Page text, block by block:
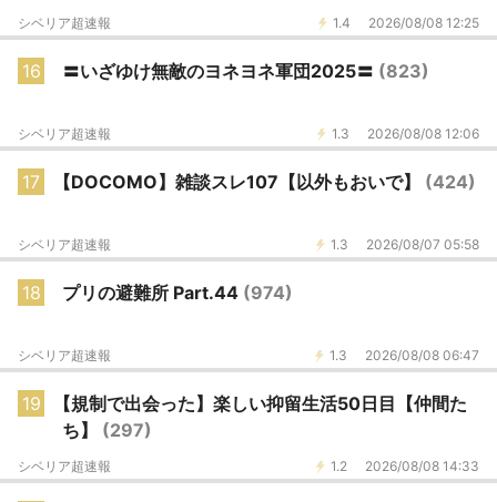
1.4 2026/08/08 12:25
シベリア超速報
16 〓いざゆけ無敵のヨネヨネ軍団2025〓 (823)
1.3 2026/08/08 12:06
シベリア超速報
17 【DOCOMO】雑談スレ107【以外もおいで】 (424)
1.3 2026/08/07 05:58
シベリア超速報
18 プリの避難所 Part.44 (974)
1.3 2026/08/08 06:47
シベリア超速報
19
【規制で出会った】楽しい抑留生活50日目【仲間た
ち】 (297)
1.2 2026/08/08 14:33
シベリア超速報